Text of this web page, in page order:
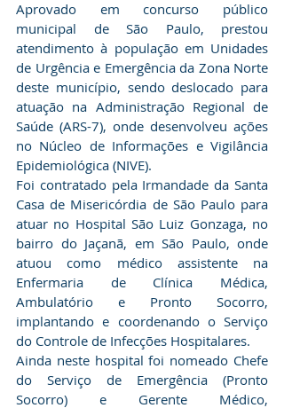
Aprovado em concurso público
municipal de São Paulo, prestou
atendimento à população em Unidades
de Urgência e Emergência da Zona Norte
deste município, sendo deslocado para
atuação na Administração Regional de
Saúde (ARS-7), onde desenvolveu ações
no Núcleo de Informações e Vigilância
Epidemiológica (NIVE).
Foi contratado pela Irmandade da Santa
Casa de Misericórdia de São Paulo para
atuar no Hospital São Luiz Gonzaga, no
bairro do Jaçanã, em São Paulo, onde
atuou como médico assistente na
Enfermaria de Clínica Médica,
Ambulatório e Pronto Socorro,
implantando e coordenando o Serviço
do Controle de Infecções Hospitalares.
Ainda neste hospital foi nomeado Chefe
do Serviço de Emergência (Pronto
Socorro) e Gerente Médico,